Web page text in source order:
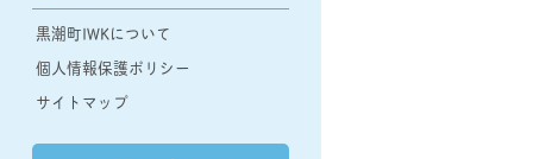
黒潮町IWKについて
個人情報保護ポリシー
サイトマップ